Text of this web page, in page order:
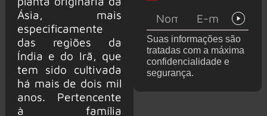
Ásia, mais
especificamente
das regiões da
Índia e do Irã, que
tem sido cultivada
há mais de dois mil
anos. Pertencente
à família
YouTube
Suas informações são
tratadas com a máxima
confidencialidade e
segurança.